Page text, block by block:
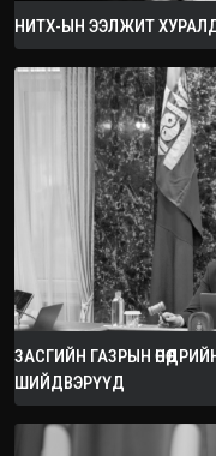
НИТХ-ЫН ЭЭЛЖИТ
ЗАСГИЙН ГАЗРЫН
ШИЙДВЭРҮҮД